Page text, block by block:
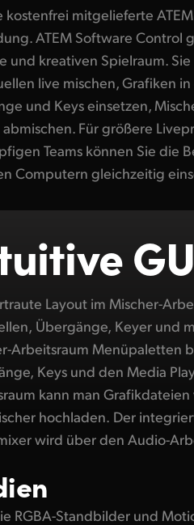
kostenfrei mitgelieferte
ATEM Software Control
und kreativen Spielraum.
live mischen, Grafiken
und Keys einsetzen,
abmischen. Für größere
Teams können Sie die
Computern gleichzeitig
wird über den Audio-
RGBA-Standbilder und